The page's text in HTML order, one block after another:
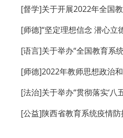
[督学]关于开展2022年全国
[师德]“坚定理想信念 潜心
[语言]关于举办“全国教育系
[师德]2022年教师思想政治
[法治]关于举办“贯彻落实‘
[公益]陕西省教育系统疫情